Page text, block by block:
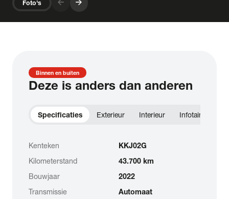
Foto's arrow_forward arrow_forward
Binnen en buiten
Deze is anders dan anderen
Specificaties Exterieur Interieur Infotainment
Kenteken
KKJ02G
Kilometerstand
43.700 km
Bouwjaar
2022
Transmissie
Automaat